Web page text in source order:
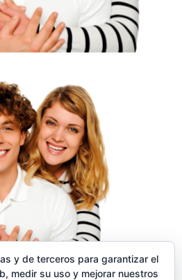
y de terceros para garantizar el
medir su uso y mejorar nuestros